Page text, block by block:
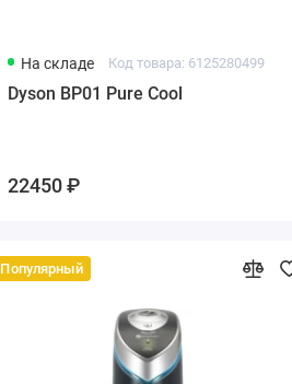
На складе Код товара: 6125280499
Dyson BP01 Pure Cool
22450 ₽
Популярный